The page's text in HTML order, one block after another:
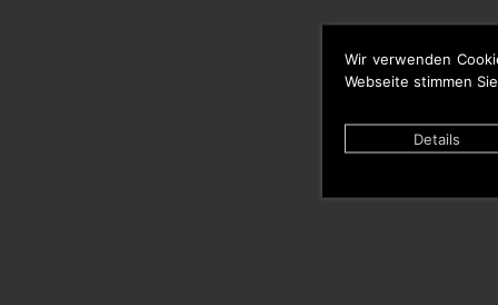
Wir verwenden
Webseite stimmen
Details